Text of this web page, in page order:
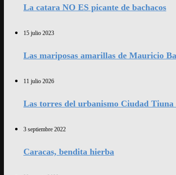
La catara NO ES picante de bachacos
15 julio 2023
Las mariposas amarillas de Mauricio
11 julio 2026
Las torres del urbanismo Ciudad Tiuna
3 septiembre 2022
Caracas, bendita hierba